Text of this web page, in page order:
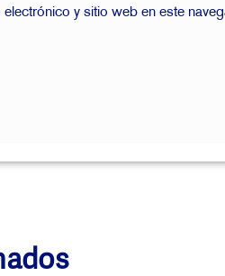
y sitio web en este